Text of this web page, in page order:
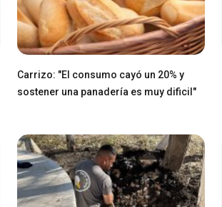
Carrizo: "El consumo cayó un 20% y
sostener una panadería es muy dificil"